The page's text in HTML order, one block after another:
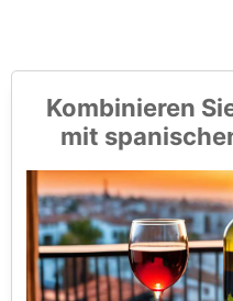
Kombinieren
mit